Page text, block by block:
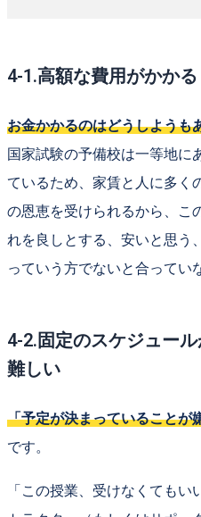
4-1.高額な費用がかかる
お金かかるのはどうしようも
国家試験の予備校は一等地に
ているため、家賃と人に多く
の恩恵を受けられるから、こ
れを良しとする、安いと思う
っていう方でないと合ってい
4-2.固定のスケジュー
難しい
「予定が決まっていることが
です。
「この授業、受けなくても